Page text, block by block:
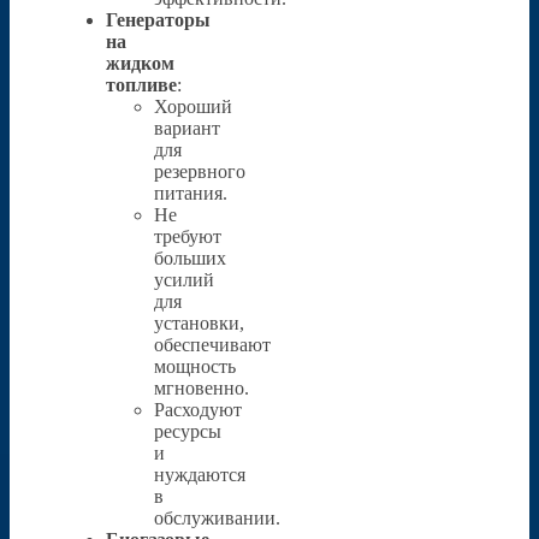
Генераторы
на
жидком
топливе:
Хороший
вариант
для
резервного
питания.
Не
требуют
больших
усилий
для
установки,
обеспечивают
мощность
мгновенно.
Расходуют
ресурсы
и
нуждаются
в
обслуживании.